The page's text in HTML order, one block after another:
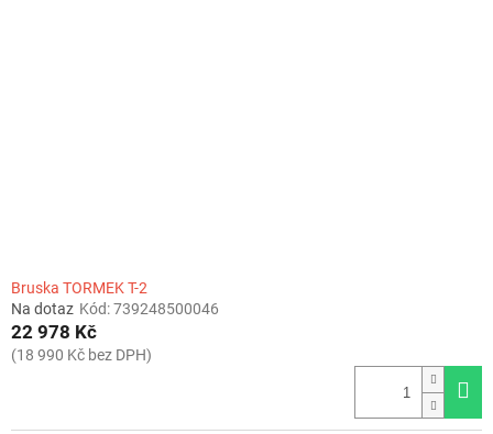
Bruska TORMEK T-2
Na dotaz Kód:739248500046
22 978 Kč
(18 990 Kč bez DPH)